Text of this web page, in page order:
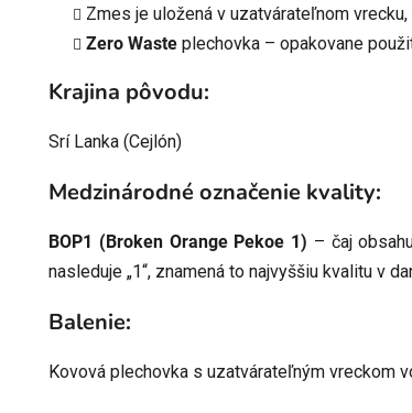
Zmes je uložená v uzatvárateľnom
Zero Waste plechovka – opakovane
Krajina pôvodu:
Srí Lanka (Cejlón)
Medzinárodné označenie kvality:
BOP1 (Broken Orange Pekoe 1) – čaj
nasleduje „1“, znamená to najvyššiu kvalitu v
Balenie:
Kovová plechovka s uzatvárateľným vreckom